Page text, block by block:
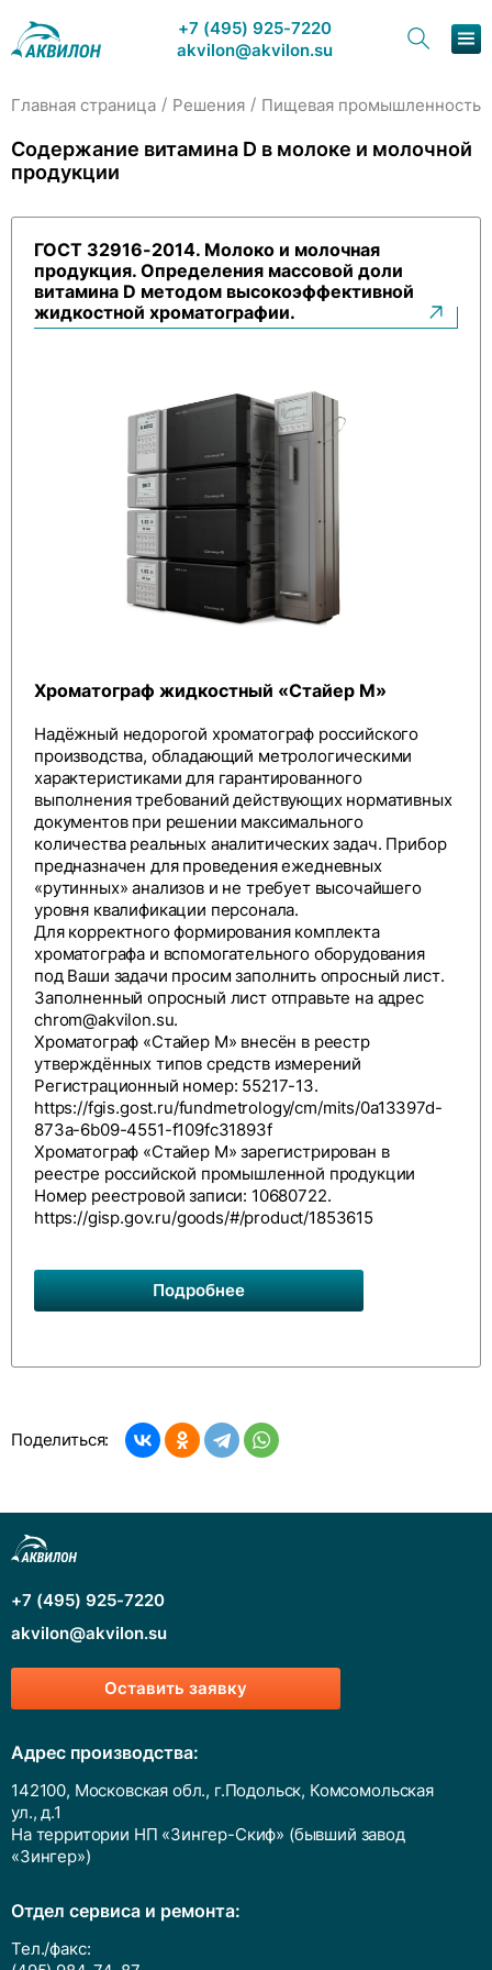
+7 (495) 925-7220
akvilon@akvilon.su
Сервис и ремонт
Главная страница / Решения / Пищевая промышленность
Содержание витамина D в молоке и молочной
продукции
ГОСТ 32916-2014. Молоко и молочная
продукция. Определения массовой доли
витамина D методом высокоэффективной
жидкостной хроматографии.
Хроматограф жидкостный «Стайер М»
Надёжный недорогой хроматограф российского
производства, обладающий метрологическими
характеристиками для гарантированного
выполнения требований действующих нормативных
документов при решении максимального
количества реальных аналитических задач. Прибор
предназначен для проведения ежедневных
«рутинных» анализов и не требует высочайшего
уровня квалификации персонала.
Для корректного формирования комплекта
хроматографа и вспомогательного оборудования
под Ваши задачи просим заполнить опросный лист.
Заполненный опросный лист отправьте на адрес
chrom@akvilon.su.
Хроматограф «Стайер М» внесён в реестр
утверждённых типов средств измерений
Регистрационный номер: 55217-13.
https://fgis.gost.ru/fundmetrology/cm/mits/0a13397d-
873a-6b09-4551-f109fc31893f
Хроматограф «Стайер М» зарегистрирован в
реестре российской промышленной продукции
Номер реестровой записи: 10680722.
https://gisp.gov.ru/goods/#/product/1853615
Подробнее
Поделиться:
Оставить заявку
+7 (495) 925-7220
akvilon@akvilon.su
Адрес производства:
142100, Московская обл., г.Подольск, Комсомольская
ул., д.1
На территории НП «Зингер-Скиф» (бывший завод
«Зингер»)
Отдел сервиса и ремонта:
Тел./факс: